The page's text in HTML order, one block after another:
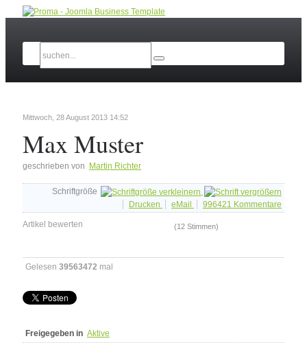
Mittwoch, 28 August 2013 14:52
Max Muster
geschrieben von Martin Richter
Schriftgröße
Drucken
eMail 996421 Kommentare
Artikel bewerten (12 Stimmen)
Gelesen 39563472 mal
Freigegeben in Aktive